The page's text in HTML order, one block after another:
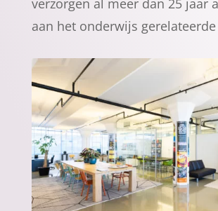
verzorgen al meer dan 25 jaar
aan het onderwijs